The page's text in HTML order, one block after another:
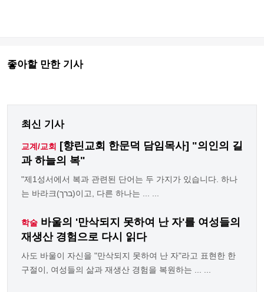
좋아할 만한 기사
최신 기사
교계/교회
[향린교회 한문덕 담임목사] "의인의 길
과 하늘의 복"
"제1성서에서 복과 관련된 단어는 두 가지가 있습니다. 하나
는 바라크(ברך)이고, 다른 하나는 ... ...
학술 바울의 '만삭되지 못하여 난 자'를 여성들의
재생산 경험으로 다시 읽다
사도 바울이 자신을 "만삭되지 못하여 난 자"라고 표현한 한
구절이, 여성들의 삶과 재생산 경험을 복원하는 ... ...